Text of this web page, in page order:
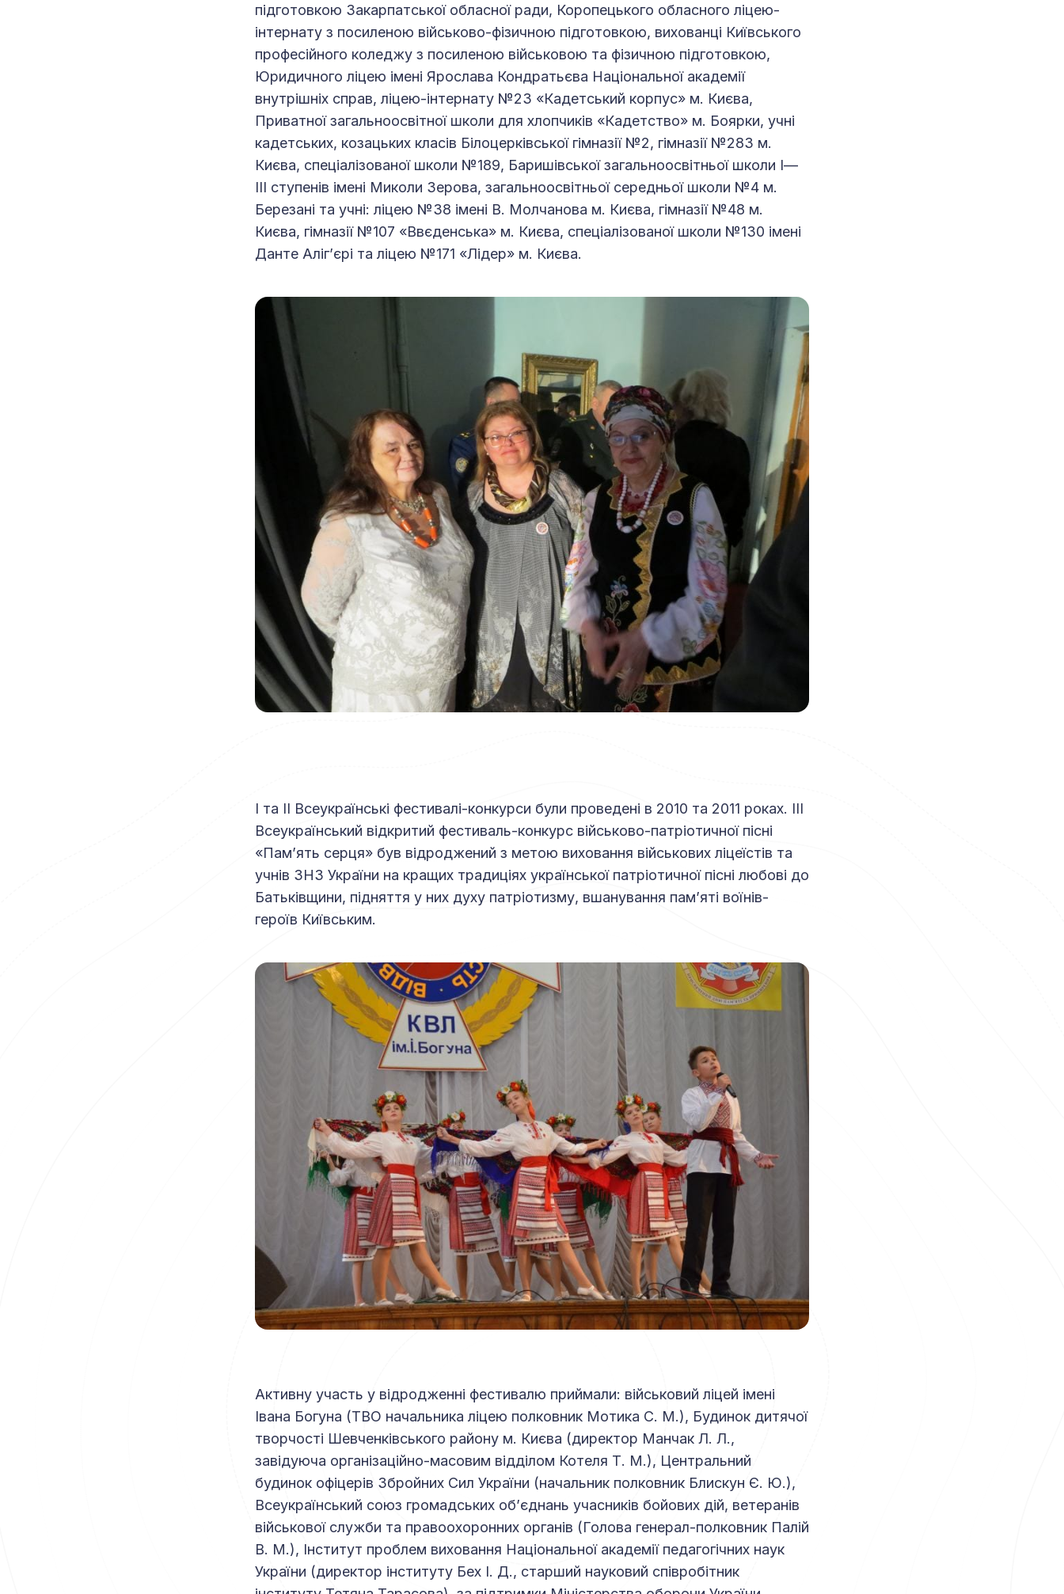
підготовкою Закарпатської обласної ради, Коропецького обласного ліцею-
інтернату з посиленою військово-фізичною підготовкою, вихованці Київського
професійного коледжу з посиленою військовою та фізичною підготовкою,
Юридичного ліцею імені Ярослава Кондратьєва Національної академії
внутрішніх справ, ліцею-інтернату №23 «Кадетський корпус» м. Києва,
Приватної загальноосвітної школи для хлопчиків «Кадетство» м. Боярки, учні
кадетських, козацьких класів Білоцерківської гімназії №2, гімназії №283 м.
Києва, спеціалізованої школи №189, Баришівської загальноосвітньої школи І—
ІІІ ступенів імені Миколи Зерова, загальноосвітньої середньої школи №4 м.
Березані та учні: ліцею №38 імені В. Молчанова м. Києва, гімназії №48 м.
Києва, гімназії №107 «Ввєденська» м. Києва, спеціалізованої школи №130 імені
Данте Аліг’єрі та ліцею №171 «Лідер» м. Києва.
І та ІІ Всеукраїнські фестивалі-конкурси були проведені в 2010 та 2011 роках. ІІІ
Всеукраїнський відкритий фестиваль-конкурс військово-патріотичної пісні
«Пам’ять серця» був відроджений з метою виховання військових ліцеїстів та
учнів ЗНЗ України на кращих традиціях української патріотичної пісні любові до
Батьківщини, підняття у них духу патріотизму, вшанування пам’яті воїнів-
героїв Київським.
Активну участь у відродженні фестивалю приймали: військовий ліцей імені
Івана Богуна (ТВО начальника ліцею полковник Мотика С. М.), Будинок дитячої
творчості Шевченківського району м. Києва (директор Манчак Л. Л.,
завідуюча організаційно-масовим відділом Котеля Т. М.), Центральний
будинок офіцерів Збройних Сил України (начальник полковник Блискун Є. Ю.),
Всеукраїнський союз громадських об’єднань учасників бойових дій, ветеранів
військової служби та правоохоронних органів (Голова генерал-полковник Палій
В. М.), Інститут проблем виховання Національної академії педагогічних наук
України (директор інституту Бех І. Д., старший науковий співробітник